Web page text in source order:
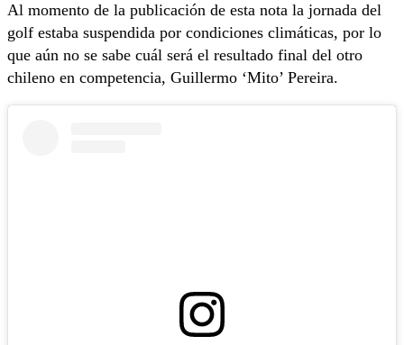
Al momento de la publicación de esta nota la jornada del
golf estaba suspendida por condiciones climáticas, por lo
que aún no se sabe cuál será el resultado final del otro
chileno en competencia, Guillermo ‘Mito’ Pereira.